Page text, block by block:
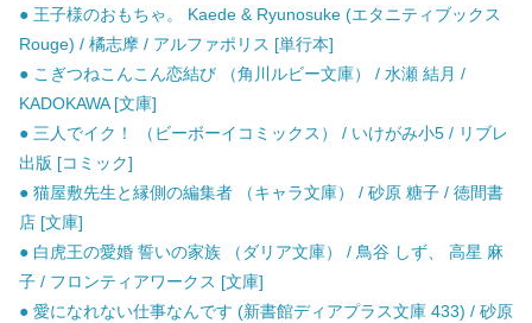
● 王子様のおもちゃ。 Kaede & Ryunosuke (エタニティブックス
Rouge) / 橘志摩 / アルファポリス [単行本]
● こぎつねこんこん恋結び （角川ルビー文庫） / 水瀬 結月 /
KADOKAWA [文庫]
● 三人でイク！ （ビーボーイコミックス） / いけがみ小5 / リブレ
出版 [コミック]
● 猫屋敷先生と縁側の編集者 （キャラ文庫） / 砂原 糖子 / 徳間書
店 [文庫]
● 白虎王の愛婚 誓いの家族 （ダリア文庫） / 鳥谷 しず、 高星 麻
子 / フロンティアワークス [文庫]
● 愛になれない仕事なんです (新書館ディアプラス文庫 433) / 砂原